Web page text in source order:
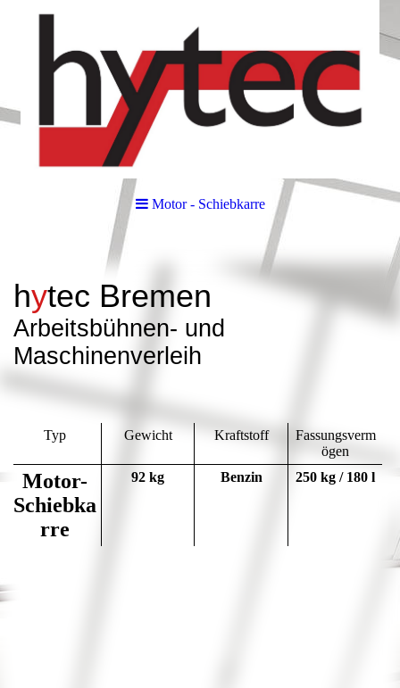
Motor - Schiebkarre
hytec Bremen
Arbeitsbühnen- und
Maschinenverleih
Typ Gewicht Kraftstoff
Fassungsverm
ögen
Motor-
Schiebka
rre
92 kg Benzin 250 kg / 180 l